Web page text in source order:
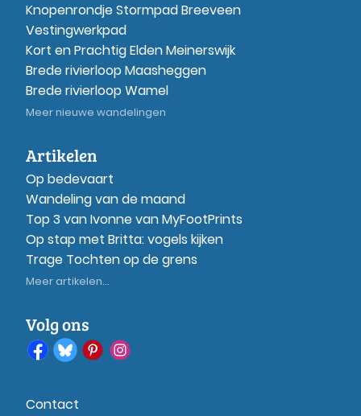
Knopenrondje Stormpad Breeveen
Vestingwerkpad
Kort en Prachtig Elden Meinerswijk
Brede rivierloop Maasheggen
Brede rivierloop Wamel
Meer nieuwe wandelingen
Artikelen
Op bedevaart
Wandeling van de maand
Top 3 van Ivonne van MyFootPrints
Op stap met Britta: vogels kijken
Trage Tochten op de grens
Meer artikelen...
Volg ons
Contact